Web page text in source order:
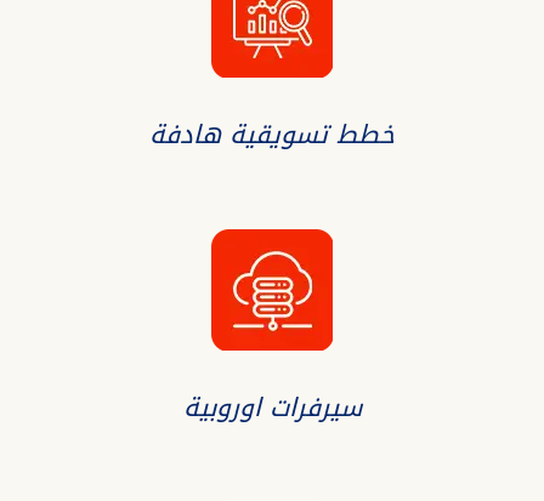
خطط تسويقية هادفة
سيرفرات اوروبية